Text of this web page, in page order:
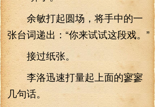
余敏打起圆场，将手中的一
张台词递出：“你来试试这段戏。”
接过纸张。
李洛迅速打量起上面的寥寥
几句话。